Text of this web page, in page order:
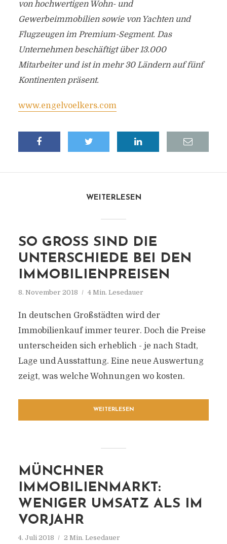
von hochwertigen Wohn- und
Gewerbeimmobilien sowie von Yachten und
Flugzeugen im Premium-Segment. Das
Unternehmen beschäftigt über 13.000
Mitarbeiter und ist in mehr 30 Ländern auf fünf
Kontinenten präsent.
www.engelvoelkers.com
WEITERLESEN
SO GROSS SIND DIE U
NTERSCHIEDE BEI DEN I
MMOBILIENPREISEN
8. November 2018 4 Min. Lesedauer
In deutschen Großstädten wird der
Immobilienkauf immer teurer. Doch die Preise
unterscheiden sich erheblich - je nach Stadt,
Lage und Ausstattung. Eine neue Auswertung
zeigt, was welche Wohnungen wo kosten.
WEITERLESEN
MÜNCHNER
IMMOBILIENMARKT:
WENIGER UMSATZ ALS IM
VORJAHR
4. Juli 2018 2 Min. Lesedauer